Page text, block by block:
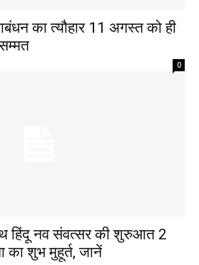
का त्यौहार 11 अगस्त को ही
0
हिंदू नव संवत्सर की शुरुआत 2
का शुभ मुहूर्त, जानें